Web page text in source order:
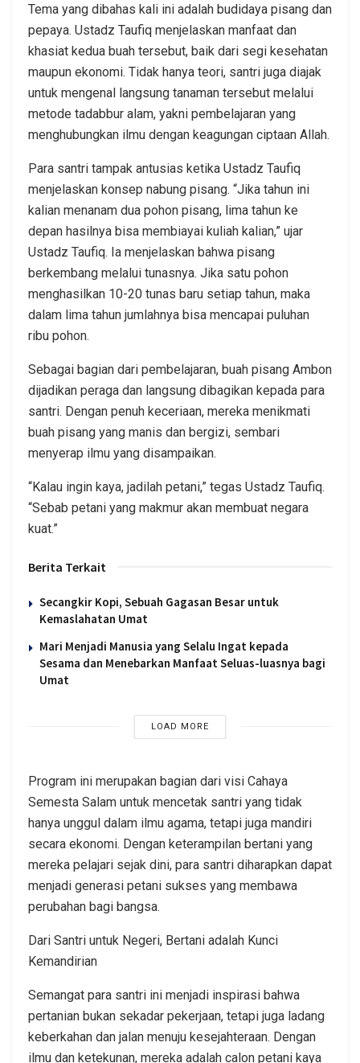
Tema yang dibahas kali ini adalah budidaya pisang dan
pepaya. Ustadz Taufiq menjelaskan manfaat dan
khasiat kedua buah tersebut, baik dari segi kesehatan
maupun ekonomi. Tidak hanya teori, santri juga diajak
untuk mengenal langsung tanaman tersebut melalui
metode tadabbur alam, yakni pembelajaran yang
menghubungkan ilmu dengan keagungan ciptaan Allah.
Para santri tampak antusias ketika Ustadz Taufiq
menjelaskan konsep nabung pisang. “Jika tahun ini
kalian menanam dua pohon pisang, lima tahun ke
depan hasilnya bisa membiayai kuliah kalian,” ujar
Ustadz Taufiq. Ia menjelaskan bahwa pisang
berkembang melalui tunasnya. Jika satu pohon
menghasilkan 10-20 tunas baru setiap tahun, maka
dalam lima tahun jumlahnya bisa mencapai puluhan
ribu pohon.
Sebagai bagian dari pembelajaran, buah pisang Ambon
dijadikan peraga dan langsung dibagikan kepada para
santri. Dengan penuh keceriaan, mereka menikmati
buah pisang yang manis dan bergizi, sembari
menyerap ilmu yang disampaikan.
“Kalau ingin kaya, jadilah petani,” tegas Ustadz Taufiq.
“Sebab petani yang makmur akan membuat negara
kuat.”
Berita Terkait
Secangkir Kopi, Sebuah Gagasan Besar untuk
Kemaslahatan Umat
Mari Menjadi Manusia yang Selalu Ingat kepada
Sesama dan Menebarkan Manfaat Seluas-luasnya bagi
Umat
LOAD MORE
Program ini merupakan bagian dari visi Cahaya
Semesta Salam untuk mencetak santri yang tidak
hanya unggul dalam ilmu agama, tetapi juga mandiri
secara ekonomi. Dengan keterampilan bertani yang
mereka pelajari sejak dini, para santri diharapkan dapat
menjadi generasi petani sukses yang membawa
perubahan bagi bangsa.
Dari Santri untuk Negeri, Bertani adalah Kunci
Kemandirian
Semangat para santri ini menjadi inspirasi bahwa
pertanian bukan sekadar pekerjaan, tetapi juga ladang
keberkahan dan jalan menuju kesejahteraan. Dengan
ilmu dan ketekunan, mereka adalah calon petani kaya